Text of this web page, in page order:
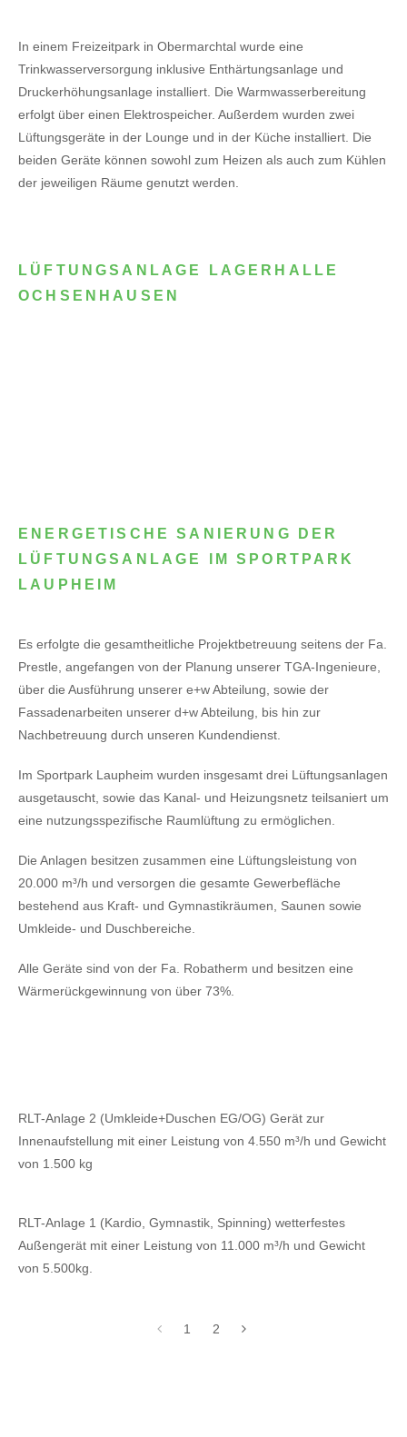
In einem Freizeitpark in Obermarchtal wurde eine
Trinkwasserversorgung inklusive Enthärtungsanlage und
Druckerhöhungsanlage installiert. Die Warmwasserbereitung
erfolgt über einen Elektrospeicher. Außerdem wurden zwei
Lüftungsgeräte in der Lounge und in der Küche installiert. Die
beiden Geräte können sowohl zum Heizen als auch zum Kühlen
der jeweiligen Räume genutzt werden.
LÜFTUNGSANLAGE LAGERHALLE
OCHSENHAUSEN
ENERGETISCHE SANIERUNG DER
LÜFTUNGSANLAGE IM SPORTPARK
LAUPHEIM
Es erfolgte die gesamtheitliche Projektbetreuung seitens der Fa.
Prestle, angefangen von der Planung unserer TGA-Ingenieure,
über die Ausführung unserer e+w Abteilung, sowie der
Fassadenarbeiten unserer d+w Abteilung, bis hin zur
Nachbetreuung durch unseren Kundendienst.
Im Sportpark Laupheim wurden insgesamt drei Lüftungsanlagen
ausgetauscht, sowie das Kanal- und Heizungsnetz teilsaniert um
eine nutzungsspezifische Raumlüftung zu ermöglichen.
Die Anlagen besitzen zusammen eine Lüftungsleistung von
20.000 m³/h und versorgen die gesamte Gewerbefläche
bestehend aus Kraft- und Gymnastikräumen, Saunen sowie
Umkleide- und Duschbereiche.
Alle Geräte sind von der Fa. Robatherm und besitzen eine
Wärmerückgewinnung von über 73%.
RLT-Anlage 2 (Umkleide+Duschen EG/OG) Gerät zur
Innenaufstellung mit einer Leistung von 4.550 m³/h und Gewicht
von 1.500 kg
RLT-Anlage 1 (Kardio, Gymnastik, Spinning) wetterfestes
Außengerät mit einer Leistung von 11.000 m³/h und Gewicht
von 5.500kg.
1 2